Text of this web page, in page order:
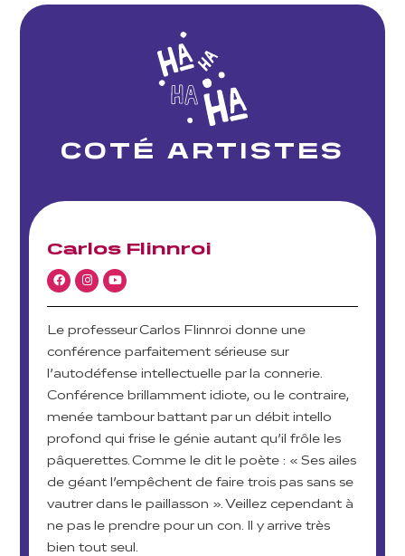
COTÉ ARTISTES
Carlos Flinnroi
Le professeur Carlos Flinnroi donne une
conférence parfaitement sérieuse sur
l’autodéfense intellectuelle par la connerie.
Conférence brillamment idiote, ou le contraire,
menée tambour battant par un débit intello
profond qui frise le génie autant qu’il frôle les
pâquerettes. Comme le dit le poète : « Ses ailes
de géant l’empêchent de faire trois pas sans se
vautrer dans le paillasson ». Veillez cependant à
ne pas le prendre pour un con. Il y arrive très
bien tout seul.